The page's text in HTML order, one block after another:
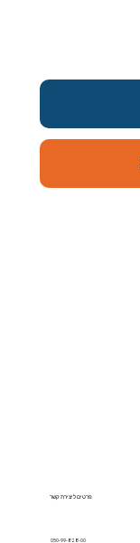
פרטים ליצירת קשר
050-99-828-00